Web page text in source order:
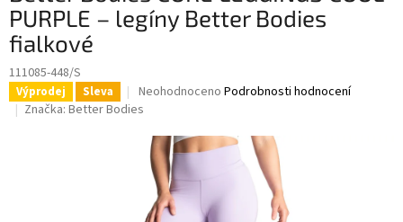
PURPLE – legíny Better Bodies
fialkové
111085-448/S
Výprodej Sleva
Průměrné
hodnocení
0,0
hvězdiček.
Neohodnoceno Podrobnosti hodnocení
Značka: Better Bodies